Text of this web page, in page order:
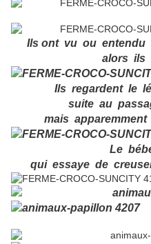
Ils ont vu ou entendu
alors ils
Ils regardent le
suite au
mais
Le
qui essaye de